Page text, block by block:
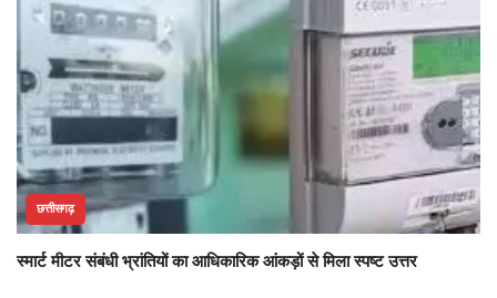
छत्तीसगढ़
स्मार्ट मीटर संबंधी भ्रांतियों का आधिकारिक आंकड़ों से मिला स्पष्ट उत्तर